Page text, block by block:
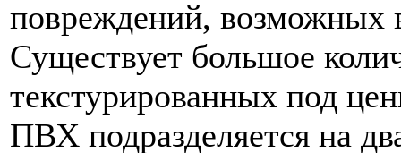
повреждений, возможных
Существует большое
текстурированных под
ПВХ подразделяется на